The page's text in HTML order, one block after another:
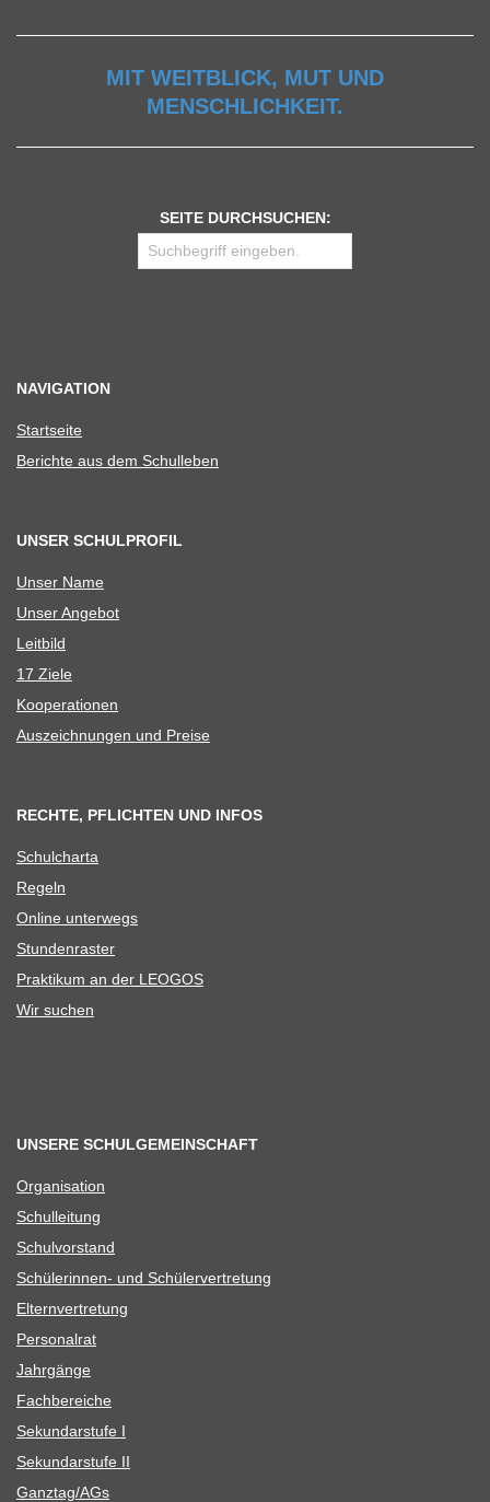
MIT WEITBLICK, MUT UND
MENSCHLICHKEIT.
SEITE DURCHSUCHEN:
NAVIGATION
Start­seite
Berichte aus dem Schulleben
UNSER SCHULPROFIL
Unser Name
Unser Ange­bot
Leit­bild
17 Ziele
Koope­ra­tio­nen
Aus­zeich­nun­gen und Preise
RECHTE, PFLICHTEN UND INFOS
Schul­charta
Regeln
Online unter­wegs
Stun­den­ras­ter
Prak­ti­kum an der LEOGOS
Wir suchen
UNSERE SCHULGEMEINSCHAFT
Orga­ni­sa­tion
Schul­lei­tung
Schul­vor­stand
Schü­le­rin­nen- und Schülervertretung
Eltern­ver­tre­tung
Per­so­nal­rat
Jahr­gänge
Fach­be­rei­che
Sekun­dar­stufe I
Sekun­dar­stufe II
Ganztag/​​AGs